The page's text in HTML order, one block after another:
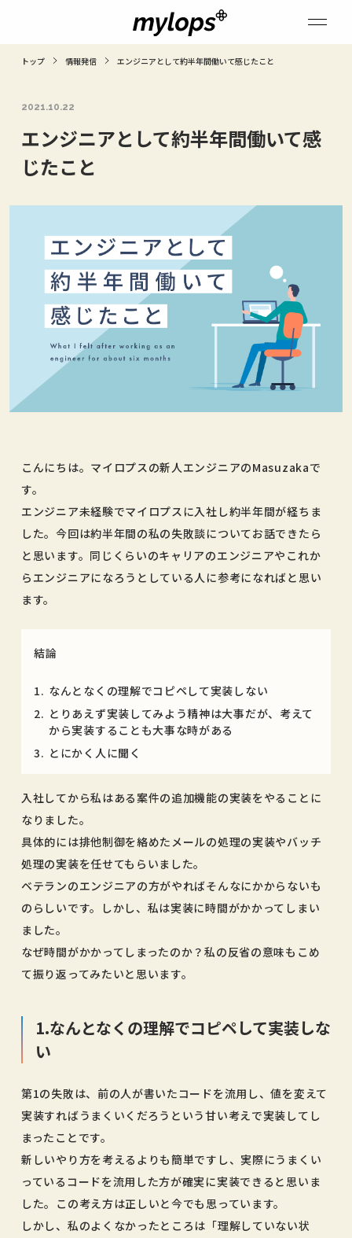
トップ 情報発信 エンジニアとして約半年間働いて感じたこと
2021.10.22
エンジニアとして約半年間働いて感
じたこと
こんにちは。マイロプスの新人エンジニアのMasuzakaで
す。
エンジニア未経験でマイロプスに入社し約半年間が経ちま
した。今回は約半年間の私の失敗談についてお話できたら
と思います。同じくらいのキャリアのエンジニアやこれか
らエンジニアになろうとしている人に参考になればと思い
ます。
結論
なんとなくの理解でコピペして実装しない
とりあえず実装してみよう精神は大事だが、考えて
から実装することも大事な時がある
とにかく人に聞く
入社してから私はある案件の追加機能の実装をやることに
なりました。
具体的には排他制御を絡めたメールの処理の実装やバッチ
処理の実装を任せてもらいました。
ベテランのエンジニアの方がやればそんなにかからないも
のらしいです。しかし、私は実装に時間がかかってしまい
ました。
なぜ時間がかかってしまったのか？私の反省の意味もこめ
て振り返ってみたいと思います。
1.なんとなくの理解でコピペして実装しな
い
第1の失敗は、前の人が書いたコードを流用し、値を変えて
実装すればうまくいくだろうという甘い考えで実装してし
まったことです。
新しいやり方を考えるよりも簡単ですし、実際にうまくい
っているコードを流用した方が確実に実装できると思いま
した。この考え方は正しいと今でも思っています。
しかし、私のよくなかったところは「理解していない状